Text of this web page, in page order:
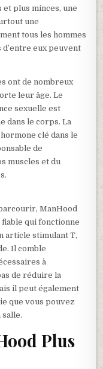
et plus minces, une
une
tous les hommes
d’entre eux peuvent
ont de nombreux
leur âge. Le
sexuelle est
dans le corps. La
clé dans le
de
muscles et du
ManHood
qui fonctionne
article stimulant T,
Il comble
à
de réduire la
il peut également
que vous pouvez
Plus